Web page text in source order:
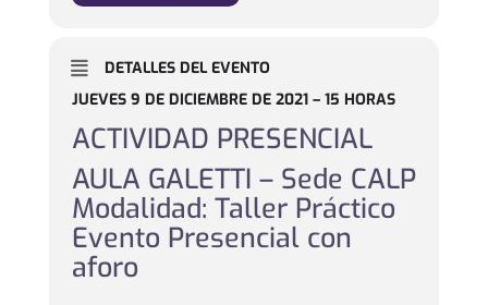
DETALLES DEL EVENTO
JUEVES 9 DE DICIEMBRE DE 2021 – 15 HORAS
ACTIVIDAD PRESENCIAL
AULA GALETTI – Sede CALP
Modalidad: Taller Práctico
Evento Presencial con
aforo